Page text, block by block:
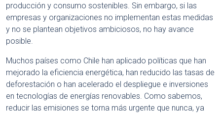
producción y consumo sostenibles. Sin embargo, si las
empresas y organizaciones no implementan estas medidas
y no se plantean objetivos ambiciosos, no hay avance
posible.
Muchos países como Chile han aplicado políticas que han
mejorado la eficiencia energética, han reducido las tasas de
deforestación o han acelerado el despliegue e inversiones
en tecnologías de energías renovables. Como sabemos,
reducir las emisiones se torna más urgente que nunca, ya